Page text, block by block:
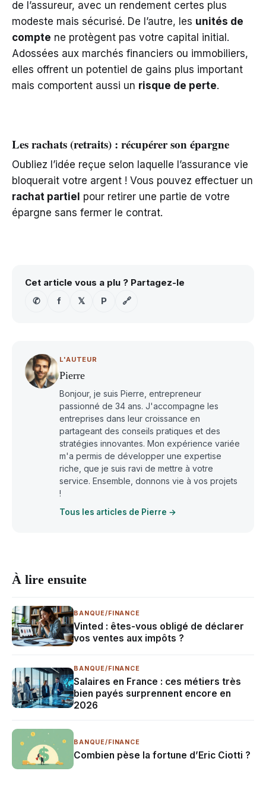
de l’assureur, avec un rendement certes plus
modeste mais sécurisé. De l’autre, les unités de
compte ne protègent pas votre capital initial.
Adossées aux marchés financiers ou immobiliers,
elles offrent un potentiel de gains plus important
mais comportent aussi un risque de perte.
Les rachats (retraits) : récupérer son épargne
Oubliez l’idée reçue selon laquelle l’assurance vie
bloquerait votre argent ! Vous pouvez effectuer un
rachat partiel pour retirer une partie de votre
épargne sans fermer le contrat.
Cet article vous a plu ? Partagez-le
✆
f 𝕏 P 🔗
L'AUTEUR
Pierre
Bonjour, je suis Pierre, entrepreneur
passionné de 34 ans. J'accompagne les
entreprises dans leur croissance en
partageant des conseils pratiques et des
stratégies innovantes. Mon expérience variée
m'a permis de développer une expertise
riche, que je suis ravi de mettre à votre
service. Ensemble, donnons vie à vos projets
!
Tous les articles de Pierre →
À lire ensuite
BANQUE/FINANCE
Vinted : êtes-vous obligé de déclarer
vos ventes aux impôts ?
BANQUE/FINANCE
Salaires en France : ces métiers très
bien payés surprennent encore en
2026
BANQUE/FINANCE
Combien pèse la fortune d’Eric Ciotti ?